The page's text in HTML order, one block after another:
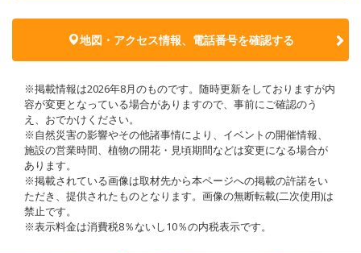
地図・アクセス情報、電話番号を確認する
※掲載情報は2026年8月のものです。随時更新をしておりますが内
容が変更となっている場合がありますので、事前にご確認のう
え、おでかけください。
※自然災害の影響やその他諸事情により、イベントの開催情報、
施設の営業時間、植物の開花・見頃期間などは変更になる場合が
あります。
※掲載されている画像は取材先から本ページへの掲載の許諾をい
ただき、提供されたものとなります。画像の無断転載(二次使用)は
禁止です。
※表示料金は消費税8％ないし10％の内税表示です。